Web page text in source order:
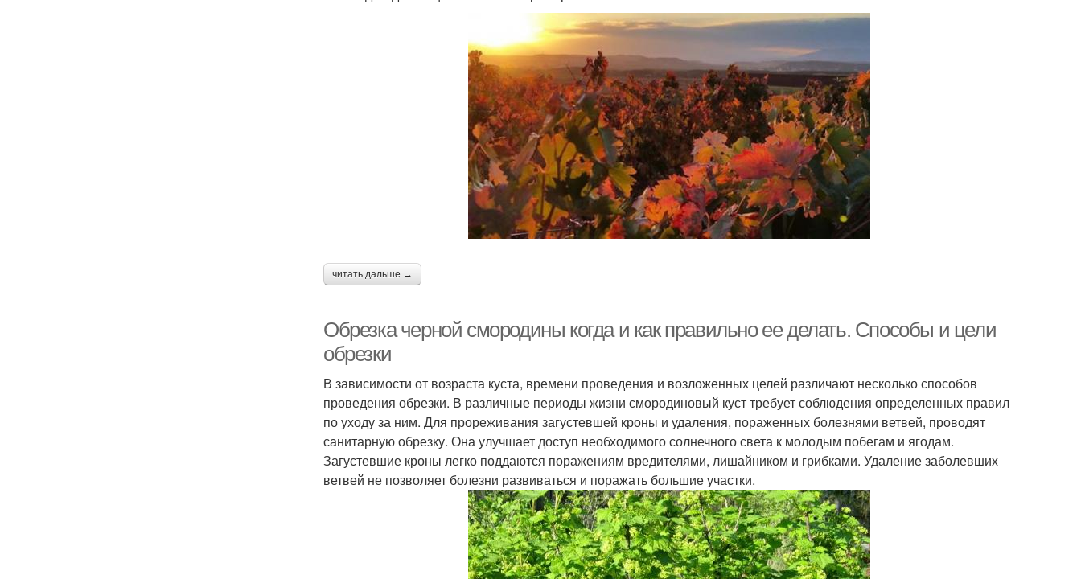
читать дальше →
Обрезка черной смородины когда и как правильно ее делать. Способы и цели
обрезки
В зависимости от возраста куста, времени проведения и возложенных целей различают несколько способов
проведения обрезки. В различные периоды жизни смородиновый куст требует соблюдения определенных правил
по уходу за ним. Для прореживания загустевшей кроны и удаления, пораженных болезнями ветвей, проводят
санитарную обрезку. Она улучшает доступ необходимого солнечного света к молодым побегам и ягодам.
Загустевшие кроны легко поддаются поражениям вредителями, лишайником и грибками. Удаление заболевших
ветвей не позволяет болезни развиваться и поражать большие участки.